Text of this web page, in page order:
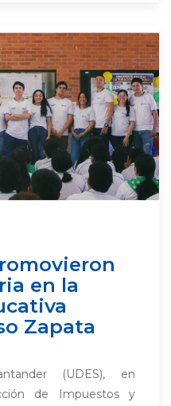
en la
Zapata
(UDES), en
de Impuestos y